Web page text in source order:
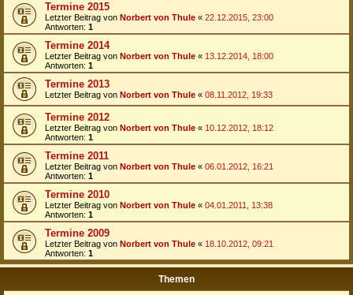
Termine 2015
Letzter Beitrag von Norbert von Thule « 22.12.2015, 23:00
Antworten: 1
Termine 2014
Letzter Beitrag von Norbert von Thule « 13.12.2014, 18:00
Antworten: 1
Termine 2013
Letzter Beitrag von Norbert von Thule « 08.11.2012, 19:33
Termine 2012
Letzter Beitrag von Norbert von Thule « 10.12.2012, 18:12
Antworten: 1
Termine 2011
Letzter Beitrag von Norbert von Thule « 06.01.2012, 16:21
Antworten: 1
Termine 2010
Letzter Beitrag von Norbert von Thule « 04.01.2011, 13:38
Antworten: 1
Termine 2009
Letzter Beitrag von Norbert von Thule « 18.10.2012, 09:21
Antworten: 1
Themen